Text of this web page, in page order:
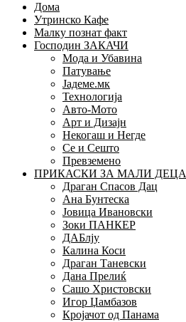
Дома
Утринско Кафе
Малку познат факт
Господин ЗАКАЧИ
Мода и Убавина
Патување
Јадеме.мк
Технологија
Авто-Мото
Арт и Дизајн
Некогаш и Негде
Се и Сешто
Превземено
ПРИКАСКИ ЗА МАЛИ ДЕЦА
Драган Спасов Дац
Ана Бунтеска
Јовица Ивановски
Зоки ПАНКЕР
ДАБлју
Калина Коси
Драган Таневски
Дана Прелиќ
Сашо Христовски
Игор Џамбазов
Кројачот од Панама